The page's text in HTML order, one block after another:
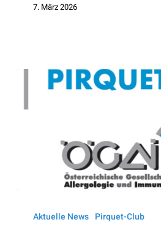
7. März 2026
zumAktuelle News Pirquet-Club